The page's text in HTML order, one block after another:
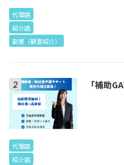
代理店
紹介店
副業（顧客紹介）
「補助
代理店
紹介店